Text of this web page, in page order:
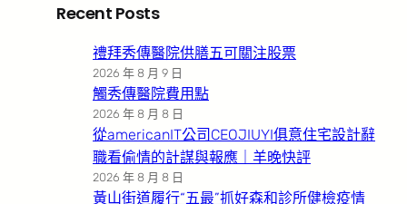
Recent Posts
禮拜秀傳醫院供膳五可關注股票
2026 年 8 月 9 日
觸秀傳醫院費用點
2026 年 8 月 8 日
從americanIT公司CEOJIUYI俱意住宅設計辭
職看偷情的計謀與報應｜羊晚快評
2026 年 8 月 8 日
黃山街道履行“五最”抓好森和診所健檢疫情